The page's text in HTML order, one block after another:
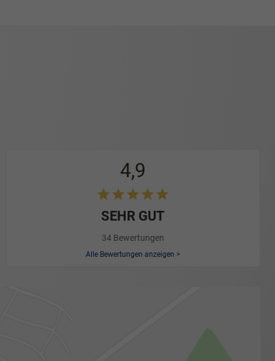
4,9
SEHR GUT
34 Bewertungen
Alle Bewertungen anzeigen >